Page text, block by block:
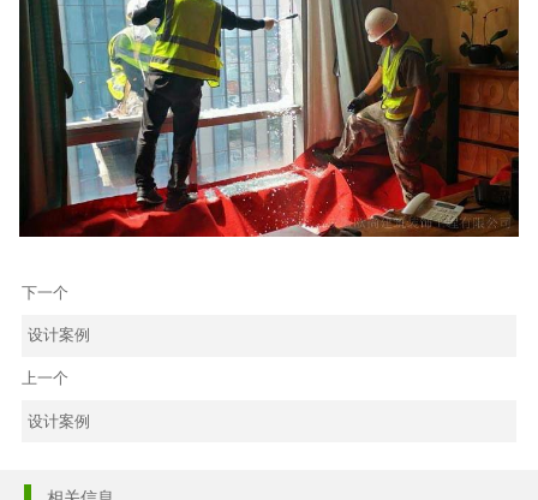
下一个
设计案例
上一个
设计案例